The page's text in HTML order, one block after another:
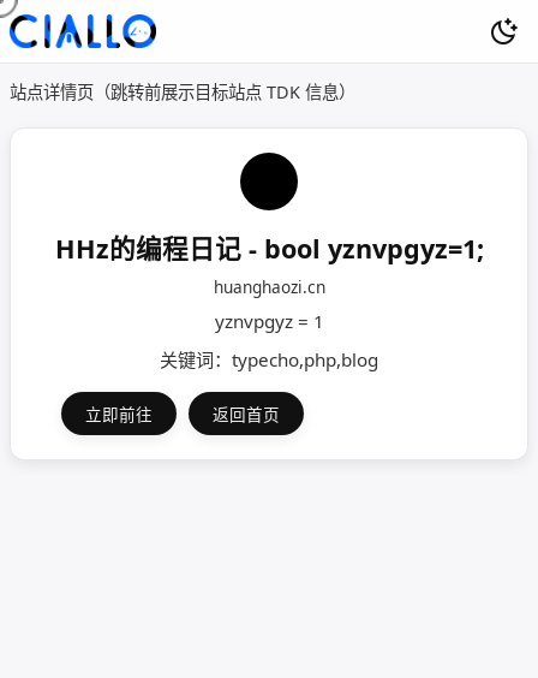
站点详情页（跳转前展示目标站点 TDK 信息）
HHz的编程日记 - bool yznvpgyz=1;
huanghaozi.cn
yznvpgyz = 1
关键词：typecho,php,blog
立即前往 返回首页